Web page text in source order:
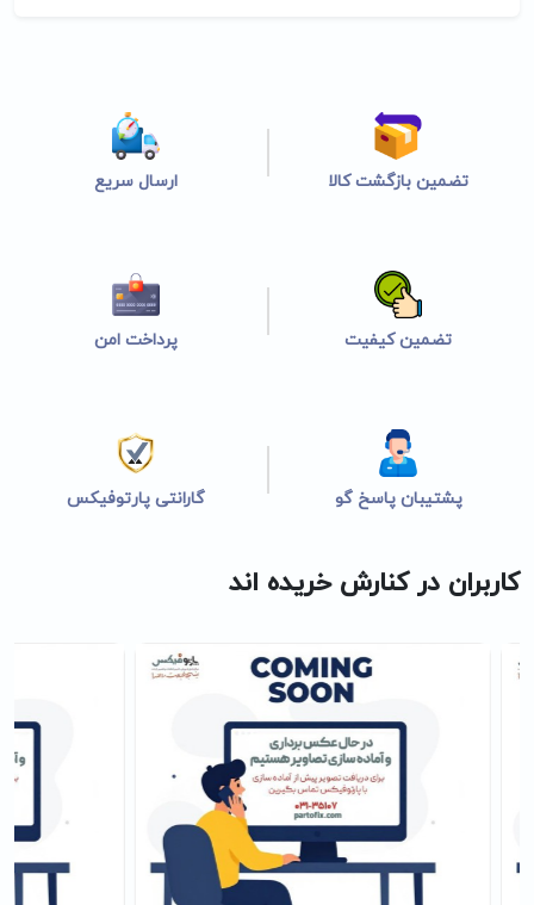
تضمین بازگشت کالا ارسال سریع
تضمین کیفیت پرداخت امن
پشتیبان پاسخ گو گارانتی پارتوفیکس
کاربران در کنارش خریده اند